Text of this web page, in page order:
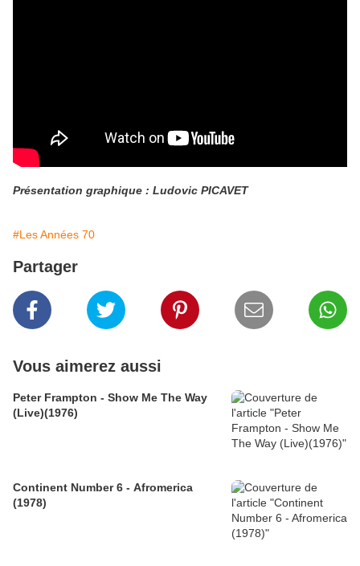
Présentation graphique : Ludovic PICAVET
#Les Années 70
Partager
Vous aimerez aussi
Peter Frampton - Show Me The Way
(Live)(1976)
Continent Number 6 - Afromerica
(1978)